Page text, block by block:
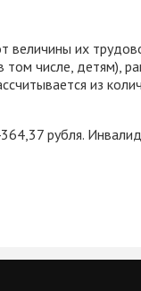
величины их
том числе,
из
рубля.